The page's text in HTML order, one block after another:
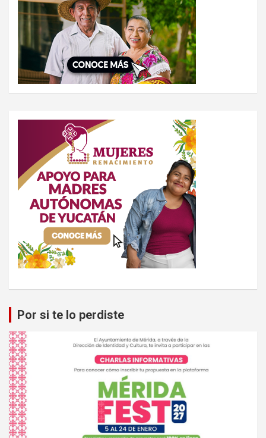
Por si te lo perdiste